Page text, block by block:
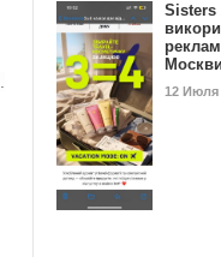
Sisters
12 Июля